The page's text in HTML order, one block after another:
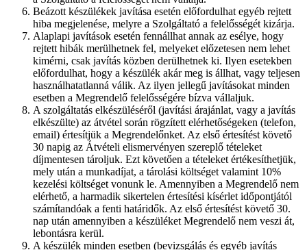
Beázott készülékek javítása esetén előfordulhat egyéb rejtett
hiba megjelenése, melyre a Szolgáltató a felelősségét kizárja.
Alaplapi javítások esetén fennállhat annak az esélye, hogy
rejtett hibák merülhetnek fel, melyeket előzetesen nem lehet
kimérni, csak javítás közben derülhetnek ki. Ilyen esetekben
előfordulhat, hogy a készülék akár meg is állhat, vagy teljesen
használhatatlanná válik. Az ilyen jellegű javításokat minden
esetben a Megrendelő felelősségére bízva vállaljuk.
A szolgáltatás elkészüléséről (javítási árajánlat, vagy a javítás
elkészülte) az átvétel során rögzített elérhetőségeken (telefon,
email) értesítjük a Megrendelőnket. Az első értesítést követő
30 napig az Átvételi elismervényen szereplő tételeket
díjmentesen tároljuk. Ezt követően a tételeket értékesíthetjük,
mely után a munkadíjat, a tárolási költséget valamint 10%
kezelési költséget vonunk le. Amennyiben a Megrendelő nem
elérhető, a harmadik sikertelen értesítési kísérlet időpontjától
számítandóak a fenti határidők. Az első értesítést követő 30.
nap után amennyiben a készüléket Megrendelő nem veszi át,
lebontásra kerül.
A készülék minden esetben (bevizsgálás és egyéb javítás